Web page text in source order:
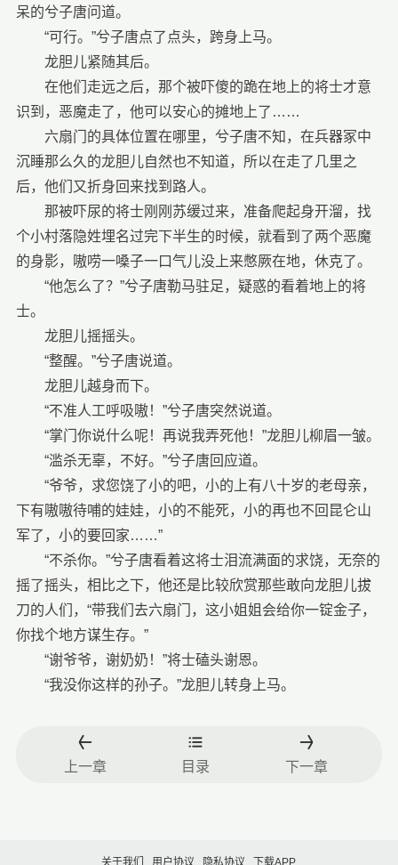
呆的兮子唐问道。
“可行。”兮子唐点了点头，跨身上马。
龙胆儿紧随其后。
在他们走远之后，那个被吓傻的跪在地上的将士才意
识到，恶魔走了，他可以安心的摊地上了……
六扇门的具体位置在哪里，兮子唐不知，在兵器冢中
沉睡那么久的龙胆儿自然也不知道，所以在走了几里之
后，他们又折身回来找到路人。
那被吓尿的将士刚刚苏缓过来，准备爬起身开溜，找
个小村落隐姓埋名过完下半生的时候，就看到了两个恶魔
的身影，嗷唠一嗓子一口气儿没上来憋厥在地，休克了。
“他怎么了？”兮子唐勒马驻足，疑惑的看着地上的将
士。
龙胆儿摇摇头。
“整醒。”兮子唐说道。
龙胆儿越身而下。
“不准人工呼吸嗷！”兮子唐突然说道。
“掌门你说什么呢！再说我弄死他！”龙胆儿柳眉一皱。
“滥杀无辜，不好。”兮子唐回应道。
“爷爷，求您饶了小的吧，小的上有八十岁的老母亲，
下有嗷嗷待哺的娃娃，小的不能死，小的再也不回昆仑山
军了，小的要回家……”
“不杀你。”兮子唐看着这将士泪流满面的求饶，无奈的
摇了摇头，相比之下，他还是比较欣赏那些敢向龙胆儿拔
刀的人们，“带我们去六扇门，这小姐姐会给你一锭金子，
你找个地方谋生存。”
“谢爷爷，谢奶奶！”将士磕头谢恩。
“我没你这样的孙子。”龙胆儿转身上马。
上一章 目录 下一章
关于我们 用户协议 隐私协议 下载APP